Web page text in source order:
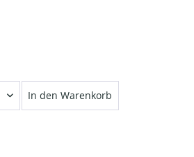
In den Warenkorb